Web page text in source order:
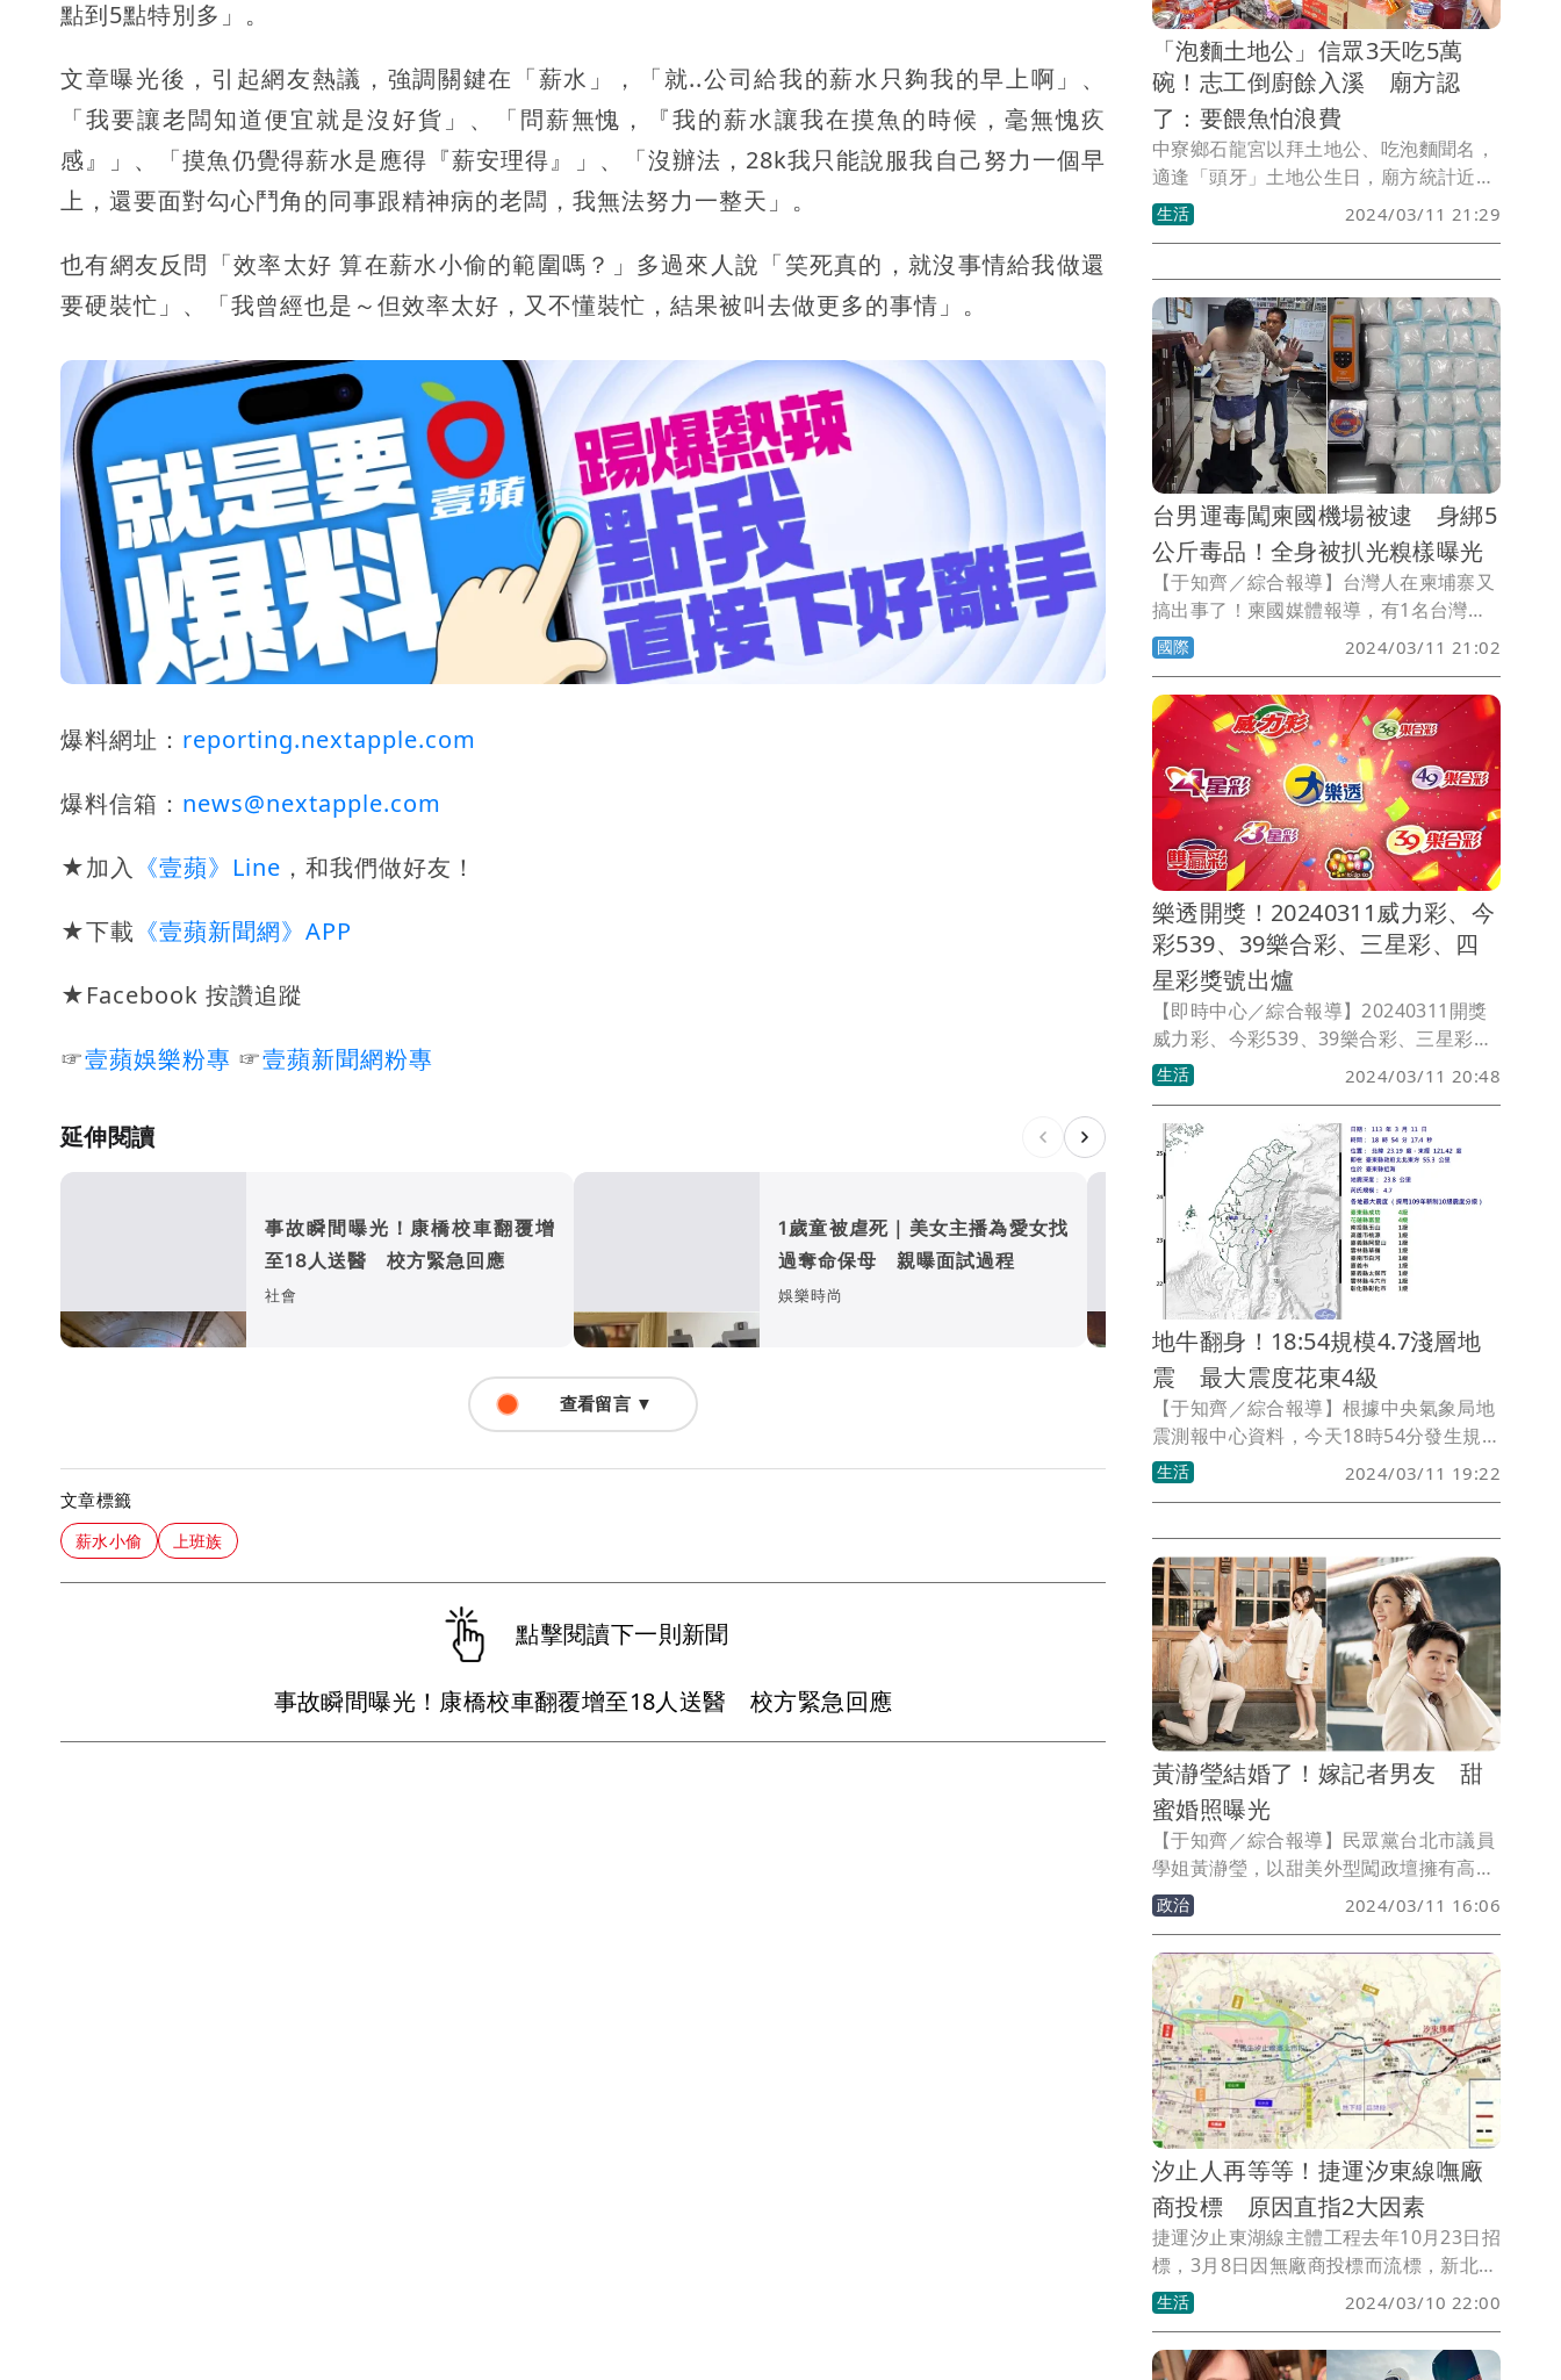
點到5點特別多」。
文章曝光後，引起網友熱議，強調關鍵在「薪水」，「就..公司給我的薪水只夠我的早上啊」、
「我要讓老闆知道便宜就是沒好貨」、「問薪無愧，『我的薪水讓我在摸魚的時候，毫無愧疚
感』」、「摸魚仍覺得薪水是應得『薪安理得』」、「沒辦法，28k我只能說服我自己努力一個早
上，還要面對勾心鬥角的同事跟精神病的老闆，我無法努力一整天」。
也有網友反問「效率太好 算在薪水小偷的範圍嗎？」多過來人說「笑死真的，就沒事情給我做還
要硬裝忙」、「我曾經也是～但效率太好，又不懂裝忙，結果被叫去做更多的事情」。
爆料網址： reporting.nextapple.com
爆料信箱： news@nextapple.com
★加入 《壹蘋》Line ，和我們做好友！
★下載 《壹蘋新聞網》APP
★Facebook 按讚追蹤
☞壹蘋娛樂粉專 ☞壹蘋新聞網粉專
延伸閱讀
事故瞬間曝光！康橋校車翻覆增
至18人送醫 校方緊急回應
社會
1歲童被虐死｜美女主播為愛女找
過奪命保母 親曝面試過程
娛樂時尚
「泡麵土地公」信眾3天吃
碗！志工倒廚餘入溪 廟
了：要餵魚怕浪費
生活
查看留言 ▼
文章標籤
薪水小偷 上班族
點擊閱讀下一則新聞
事故瞬間曝光！康橋校車翻覆增至18人送醫 校方緊急回應
「泡麵土地公」信眾3天吃5萬
碗！志工倒廚餘入溪 廟方認
了：要餵魚怕浪費
中寮鄉石龍宮以拜土地公、吃泡麵聞名，
適逢「頭牙」土地公生日，廟方統計近3
天吃掉5萬碗泡麵；另外，廟內志工被拍
到將泡麵殘渣倒進溪流，廟方對此致歉、
生活 2024/03/11 21:29
台男運毒闖柬國機場被逮 身綁5
公斤毒品！全身被扒光糗樣曝光
【于知齊／綜合報導】台灣人在柬埔寨又
搞出事了！柬國媒體報導，有1名台灣男
子在身上綁近5公斤毒品，企圖運毒出
境，在金邊國際機場遭警方識破，當場被
逮。
國際 2024/03/11 21:02
樂透開獎！20240311威力彩、今
彩539、39樂合彩、三星彩、四
星彩獎號出爐
【即時中心／綜合報導】20240311開獎
威力彩、今彩539、39樂合彩、三星彩、
四星彩。獎號如有誤植，請以開獎單位公
告為準。
生活 2024/03/11 20:48
地牛翻身！18:54規模4.7淺層地
震 最大震度花東4級
【于知齊／綜合報導】根據中央氣象局地
震測報中心資料，今天18時54分發生規模
4.7地震，震央在台東近海，深度僅23.8
公里，各地最大震度為台東縣4級、花蓮
生活 2024/03/11 19:22
黃瀞瑩結婚了！嫁記者男友 甜
蜜婚照曝光
【于知齊／綜合報導】民眾黨台北市議員
學姐黃瀞瑩，以甜美外型闖政壇擁有高人
氣，今天拋出喜訊，宣布與交往四年的記
者男友劉家耀結婚，正式成為劉太太。
政治 2024/03/11 16:06
汐止人再等等！捷運汐東線嘸廠
商投標 原因直指2大因素
捷運汐止東湖線主體工程去年10月23日招
標，3月8日因無廠商投標而流標，新北市
捷運局說，因缺工、工資及物料飆漲，廠
商投標意願低，將儘速檢討後重新辦理招
標。
生活 2024/03/10 22:00